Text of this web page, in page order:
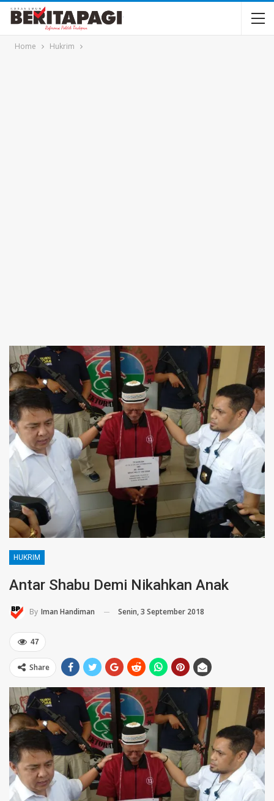
Home Hukrim
HUKRIM
Antar Shabu Demi Nikahkan Anak
By Iman Handiman Senin, 3 September 2018
47
Share